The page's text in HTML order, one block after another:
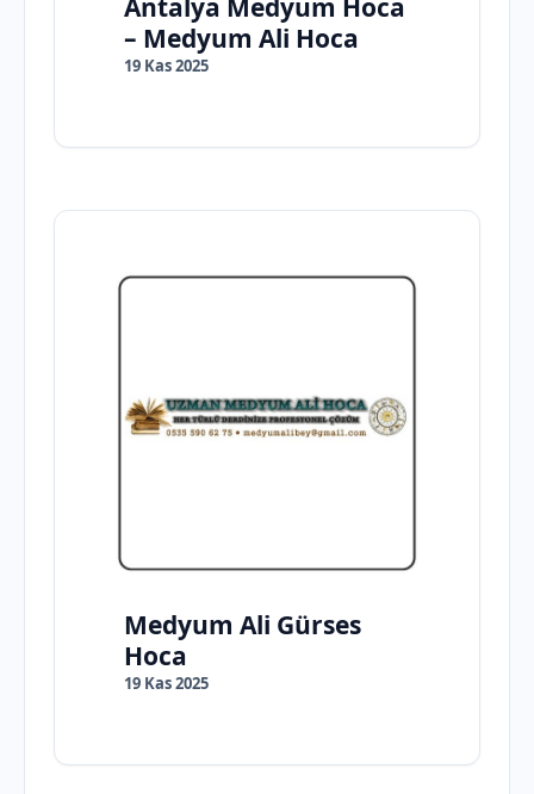
Antalya Medyum Hoca
– Medyum Ali Hoca
19 Kas 2025
Medyum Ali Gürses
Hoca
19 Kas 2025